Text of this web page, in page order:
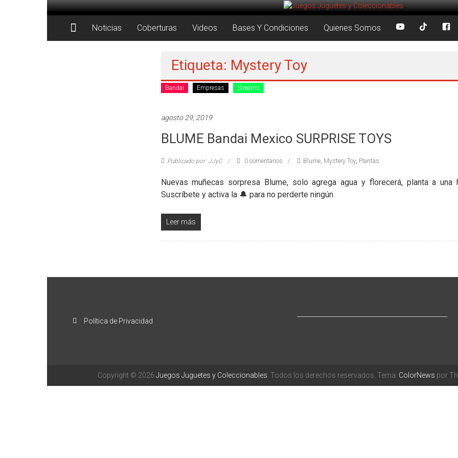
Saltar
al
contenidoJuegos
Juguetes
Coleccionables
Noticias Coberturas Videos Bases Y Condiciones Quienes Somos
Etiqueta: Mystery Toy
Bandai Empresas Streams
agosto 29, 2019
BLUME Bandai Mexico SURPRISE TOYS
Publicado por: JJyC 0 comentarios Blume, Mystery Toy, Plantas
Nuevas muñecas sorpresa Blume, solo agrega agua y florecerá, planta a una
Suscríbete y activa la 🔔 para no perderte ningún
Leer más
Política de Privacidad
Copyright © 2026 Juegos Juguetes y Coleccionables . Todos los derechos reservados. Tema: ColorNews por